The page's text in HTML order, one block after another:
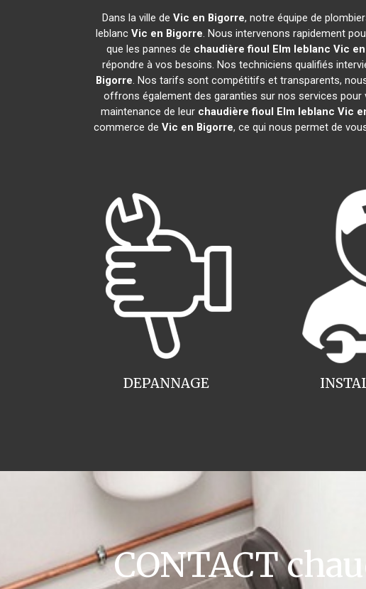
Dans la ville de Vic en Bigorre, notre équipe de
leblanc Vic en Bigorre. Nous intervenons rapidement
que les pannes de chaudière fioul Elm leblanc Vic
répondre à vos besoins. Nos techniciens qualifiés
Bigorre. Nos tarifs sont compétitifs et transparents,
offrons également des garanties sur nos services
maintenance de leur chaudière fioul Elm leblanc Vic
commerce de Vic en Bigorre, ce qui nous permet de
DEPANNAGE
CONTACT